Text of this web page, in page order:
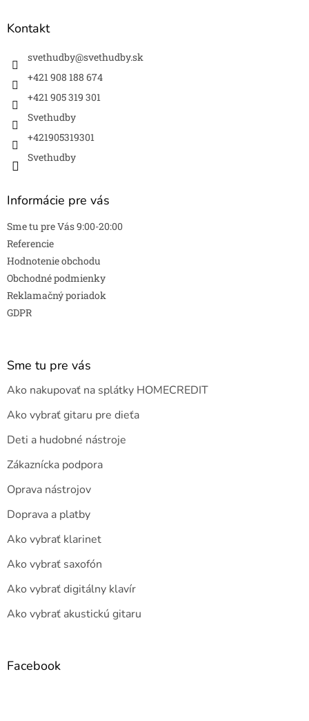
Kontakt
svethudby@svethudby.sk
+421 908 188 674
+421 905 319 301
Svethudby
+421905319301
Svethudby
Informácie pre vás
Sme tu pre Vás 9:00-20:00
Referencie
Hodnotenie obchodu
Obchodné podmienky
Reklamačný poriadok
GDPR
Sme tu pre vás
Ako nakupovať na splátky HOMECREDIT
Ako vybrať gitaru pre dieťa
Deti a hudobné nástroje
Zákaznícka podpora
Oprava nástrojov
Doprava a platby
Ako vybrať klarinet
Ako vybrať saxofón
Ako vybrať digitálny klavír
Ako vybrať akustickú gitaru
Facebook